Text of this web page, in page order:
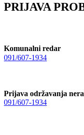
PRIJAVA
Komunalni redar
091/607-1934
Prijava održavanja
091/607-1934